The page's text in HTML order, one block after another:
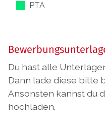
PTA
Du hast alle
Dann lade diese bitte
Ansonsten kannst du
hochladen.